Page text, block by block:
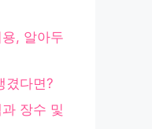
, 알아두
겼다면?
장수 및